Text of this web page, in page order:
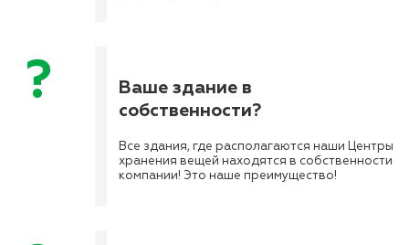
Ваше здание в
собственности?
Все здания, где располагаются наши Центры
хранения вещей находятся в собственности
компании! Это наше преимущество!